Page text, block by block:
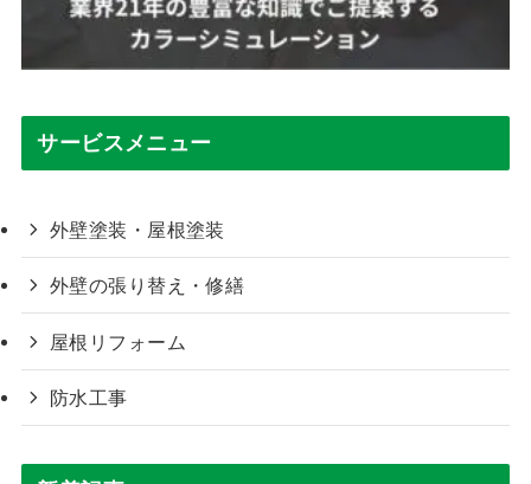
サービスメニュー
外壁塗装・屋根塗装
外壁の張り替え・修繕
屋根リフォーム
防水工事